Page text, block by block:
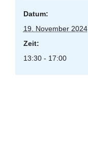
Datum:
19. November 2024
Zeit:
13:30 - 17:00